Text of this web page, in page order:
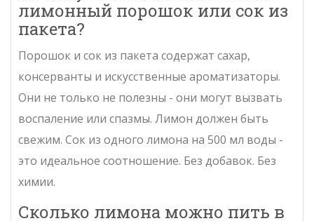
лимонный порошок или сок из
пакета?
Порошок и сок из пакета содержат сахар,
консерванты и искусственные ароматизаторы.
Они не только не полезны - они могут вызвать
воспаление или спазмы. Лимон должен быть
свежим. Сок из одного лимона на 500 мл воды -
это идеальное соотношение. Без добавок. Без
химии.
Сколько лимона можно пить в